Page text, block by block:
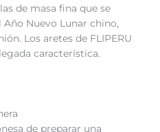
de masa fina que se
Nuevo Lunar chino,
Los aretes de FLIPERU
característica.
de preparar una